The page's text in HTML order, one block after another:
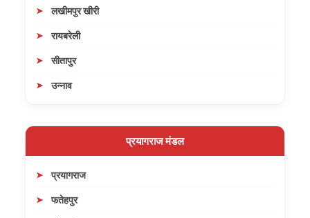
लखीमपुर खीरी
रायबरेली
सीतापुर
उन्नाव
प्रयागराज मंडल
प्रयागराज
फतेहपुर